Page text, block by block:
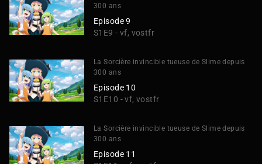
300 ans
Episode 9
S1E9 - vf, vostfr
La Sorcière invincible tueuse de Slime depuis
300 ans
Episode 10
S1E10 - vf, vostfr
La Sorcière invincible tueuse de Slime depuis
300 ans
Episode 11